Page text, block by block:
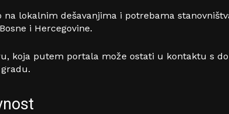
lokalnim dešavanjima i potrebama
i Hercegovine.
koja putem portala može ostati u kontaktu s